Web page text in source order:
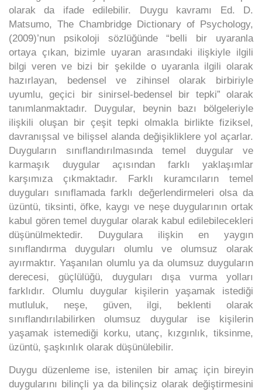
olarak da ifade edilebilir. Duygu kavramı Ed. D.
Matsumo, The Chambridge Dictionary of Psychology,
(2009)’nun psikoloji sözlüğünde “belli bir uyaranla
ortaya çıkan, bizimle uyaran arasındaki ilişkiyle ilgili
bilgi veren ve bizi bir şekilde o uyaranla ilgili olarak
hazırlayan, bedensel ve zihinsel olarak birbiriyle
uyumlu, geçici bir sinirsel-bedensel bir tepki” olarak
tanımlanmaktadır. Duygular, beynin bazı bölgeleriyle
ilişkili oluşan bir çeşit tepki olmakla birlikte fiziksel,
davranışsal ve bilişsel alanda değişikliklere yol açarlar.
Duyguların sınıflandırılmasında temel duygular ve
karmaşık duygular açısından farklı yaklaşımlar
karşımıza çıkmaktadır. Farklı kuramcıların temel
duyguları sınıflamada farklı değerlendirmeleri olsa da
üzüntü, tiksinti, öfke, kaygı ve neşe duygularının ortak
kabul gören temel duygular olarak kabul edilebilecekleri
düşünülmektedir. Duygulara ilişkin en yaygın
sınıflandırma duyguları olumlu ve olumsuz olarak
ayırmaktır. Yaşanılan olumlu ya da olumsuz duyguların
derecesi, güçlülüğü, duyguları dışa vurma yolları
farklıdır. Olumlu duygular kişilerin yaşamak istediği
mutluluk, neşe, güven, ilgi, beklenti olarak
sınıflandırılabilirken olumsuz duygular ise kişilerin
yaşamak istemediği korku, utanç, kızgınlık, tiksinme,
üzüntü, şaşkınlık olarak düşünülebilir.
Duygu düzenleme ise, istenilen bir amaç için bireyin
duygularını bilinçli ya da bilinçsiz olarak değiştirmesini